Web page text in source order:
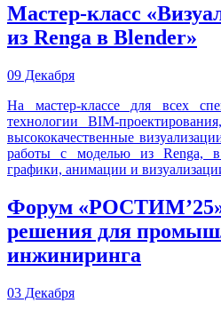
Мастер-класс
из Renga в Blender»
09 Декабря
На мастер-классе для всех
технологии BIM-
высококачественные
работы с моделью из Renga, в
графики, анимации и
Форум
решения для
инжиниринга
03 Декабря